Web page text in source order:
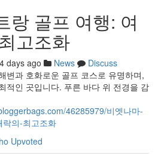
랑 골프 여행: 여
고조화
days ago News
Discuss
변과 호화로운 골프 코스로 유명하며,
적인 곳입니다. 푸른 바다 위 전경을 감
46285979/비엣나마-
의-최고조화
Upvoted